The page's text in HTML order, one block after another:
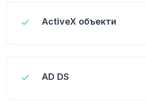
ActiveX объекти
AD DS